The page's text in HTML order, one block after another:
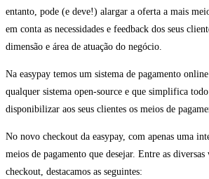
entanto, pode (e deve!) alargar a oferta a mais
em conta as necessidades e feedback dos seus
dimensão e área de atuação do negócio.
Na easypay temos um sistema de pagamento
qualquer sistema open-source e que simplifica
disponibilizar aos seus clientes os meios de
No novo checkout da easypay, com apenas uma
meios de pagamento que desejar. Entre as diversas
checkout, destacamos as seguintes: